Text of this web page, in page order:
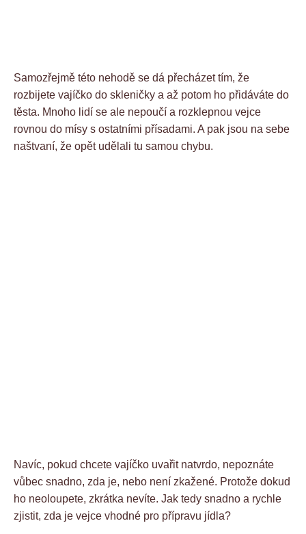
Samozřejmě této nehodě se dá přecházet tím, že
rozbijete vajíčko do skleničky a až potom ho přidáváte do
těsta. Mnoho lidí se ale nepoučí a rozklepnou vejce
rovnou do mísy s ostatními přísadami. A pak jsou na sebe
naštvaní, že opět udělali tu samou chybu.
Navíc, pokud chcete vajíčko uvařit natvrdo, nepoznáte
vůbec snadno, zda je, nebo není zkažené. Protože dokud
ho neoloupete, zkrátka nevíte. Jak tedy snadno a rychle
zjistit, zda je vejce vhodné pro přípravu jídla?